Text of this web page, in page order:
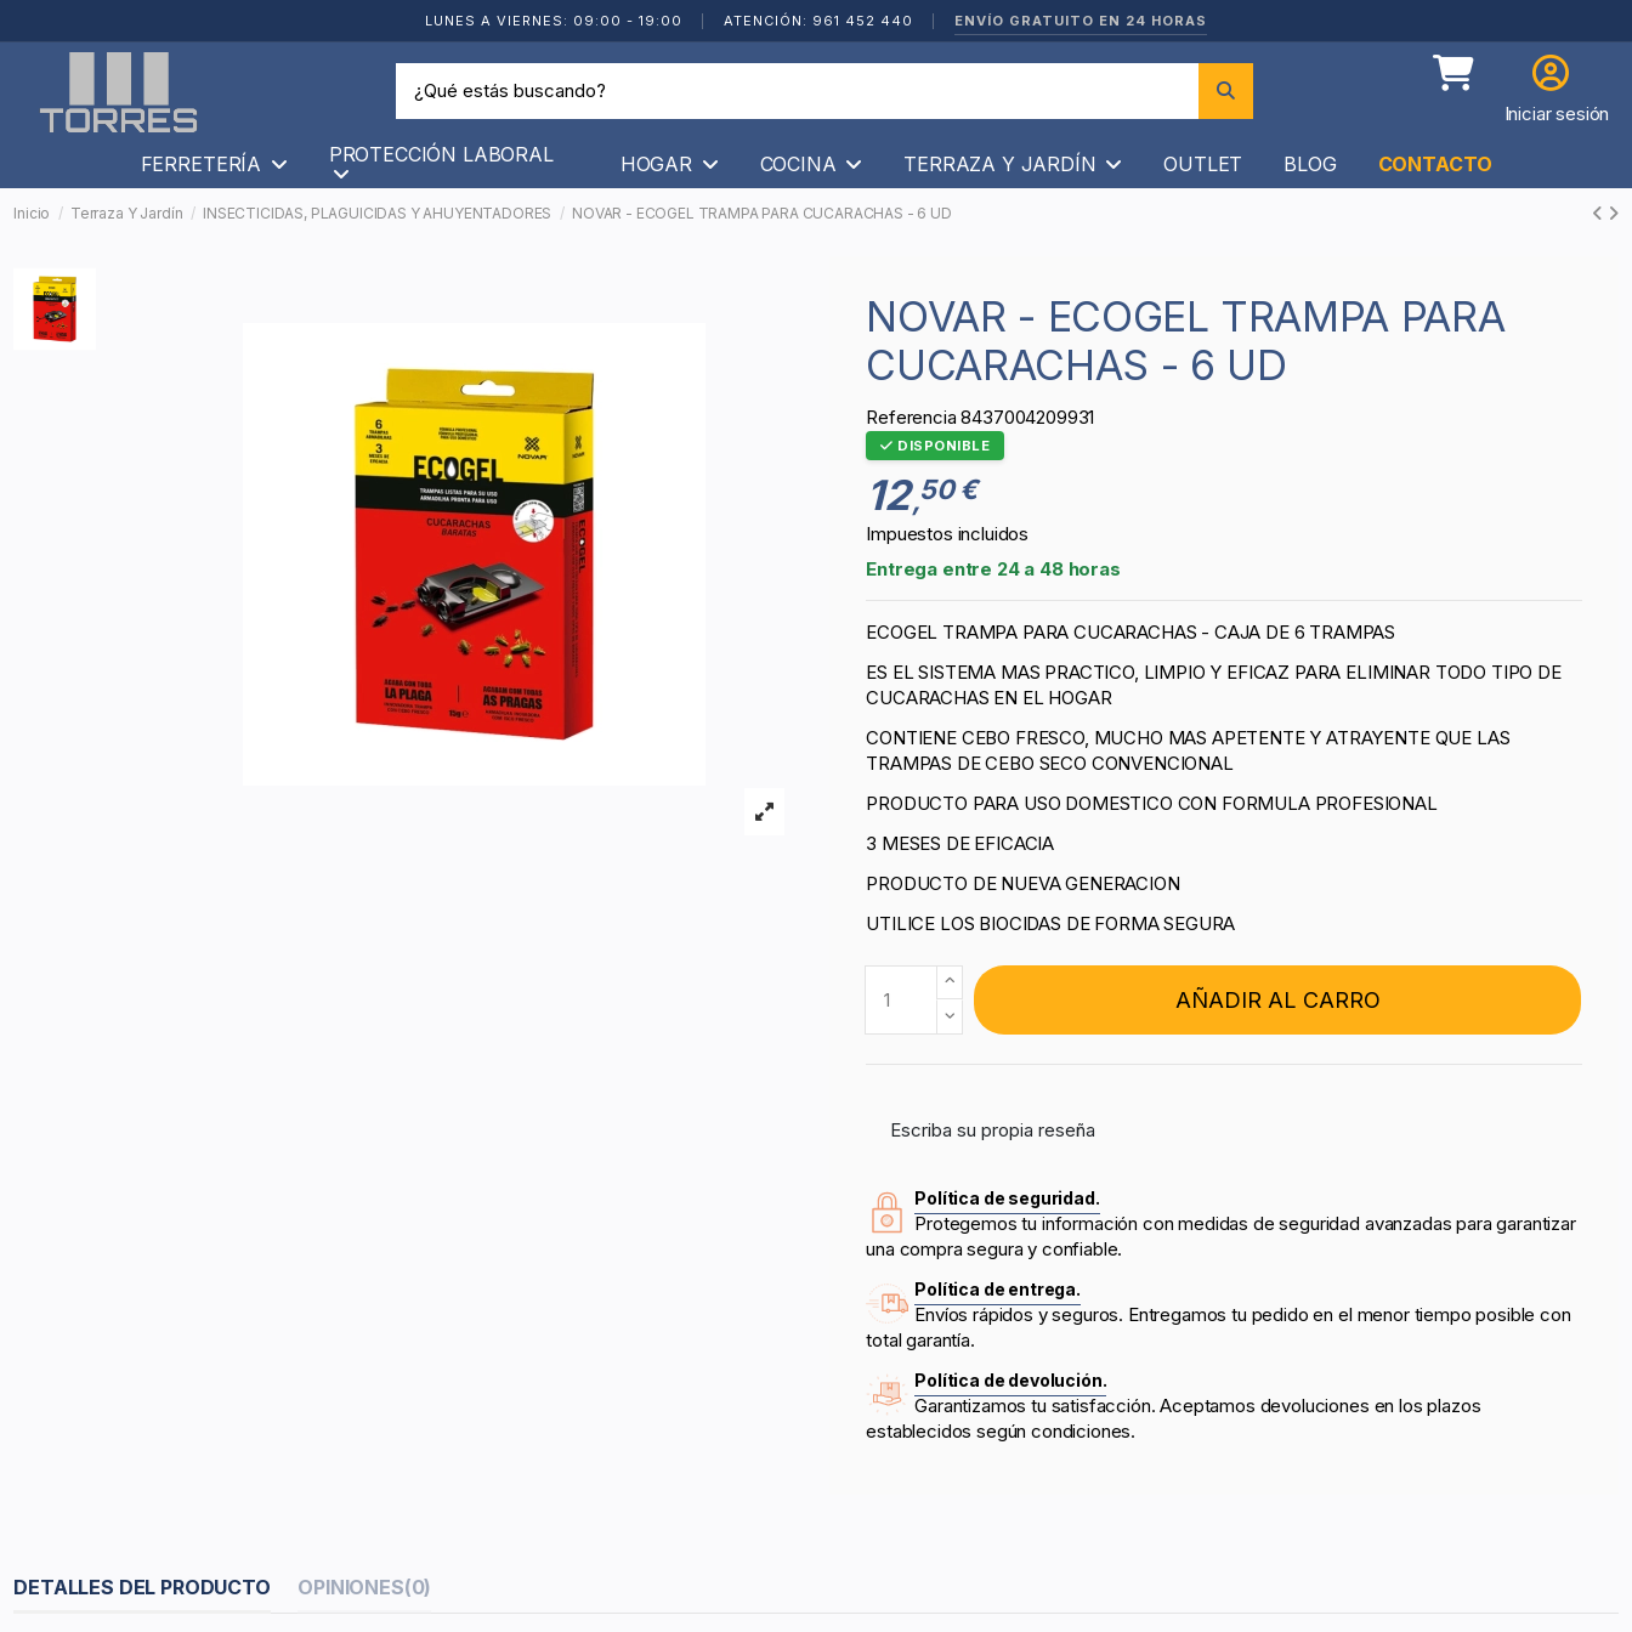
LUNES A VIERNES: 09:00 - 19:00 ATENCIÓN: 961 452 440 ENVÍO GRATUITO EN 24 HORAS
Iniciar sesión
FERRETERÍA PROTECCIÓN LABORAL HOGAR COCINA TERRAZA Y JARDÍN OUTLET BLOG CONTACTO
Inicio Terraza Y Jardín INSECTICIDAS, PLAGUICIDAS Y AHUYENTADORES NOVAR - ECOGEL TRAMPA PARA CUCARACHAS - 6 UD
NOVAR - ECOGEL TRAMPA PARA
CUCARACHAS - 6 UD
Referencia 8437004209931
DISPONIBLE
12,50 €
Impuestos incluidos
Entrega entre 24 a 48 horas
ECOGEL TRAMPA PARA CUCARACHAS - CAJA DE 6 TRAMPAS
ES EL SISTEMA MAS PRACTICO, LIMPIO Y EFICAZ PARA ELIMINAR TODO TIPO DE
CUCARACHAS EN EL HOGAR
CONTIENE CEBO FRESCO, MUCHO MAS APETENTE Y ATRAYENTE QUE LAS
TRAMPAS DE CEBO SECO CONVENCIONAL
PRODUCTO PARA USO DOMESTICO CON FORMULA PROFESIONAL
3 MESES DE EFICACIA
PRODUCTO DE NUEVA GENERACION
UTILICE LOS BIOCIDAS DE FORMA SEGURA
AÑADIR AL CARRO
Escriba su propia reseña
Política de seguridad.
Protegemos tu información con medidas de seguridad avanzadas para garantizar
una compra segura y confiable.
Política de entrega.
Envíos rápidos y seguros. Entregamos tu pedido en el menor tiempo posible con
total garantía.
Política de devolución.
Garantizamos tu satisfacción. Aceptamos devoluciones en los plazos
establecidos según condiciones.
DETALLES DEL PRODUCTO OPINIONES(0)